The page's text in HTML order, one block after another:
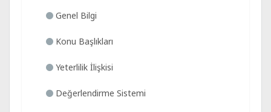
Genel Bilgi
Konu Başlıkları
Yeterlilik İlişkisi
Değerlendirme Sistemi